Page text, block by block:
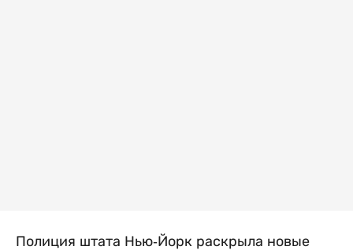
Полиция штата Нью-Йорк раскрыла новые